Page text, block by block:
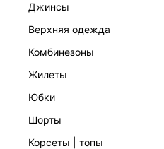
джинсы
верхняя одежда
комбинезоны
жилеты
юбки
шорты
корсеты | топы